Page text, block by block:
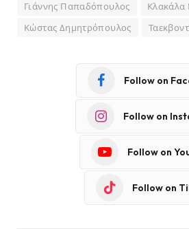
Γιάννης Παπαδόπουλος
Κώστας Δημητρόπουλος
Follow on
Follow on
Follow on
Follow on